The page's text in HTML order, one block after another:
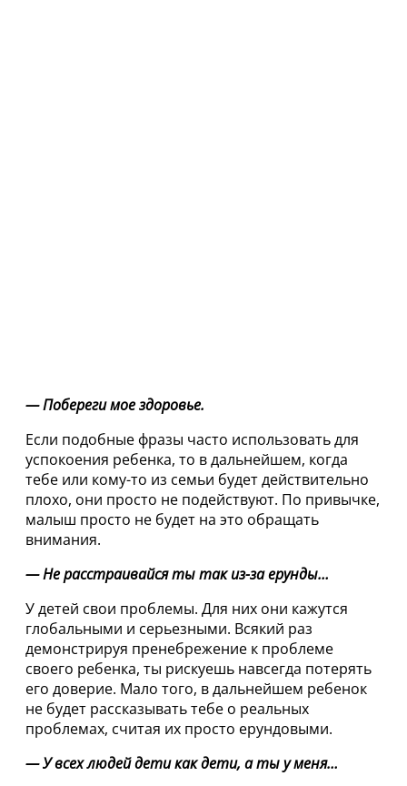
— Побереги мое здоровье.
Если подобные фразы часто использовать для
успокоения ребенка, то в дальнейшем, когда
тебе или кому-то из семьи будет действительно
плохо, они просто не подействуют. По привычке,
малыш просто не будет на это обращать
внимания.
— Не расстраивайся ты так из-за ерунды…
У детей свои проблемы. Для них они кажутся
глобальными и серьезными. Всякий раз
демонстрируя пренебрежение к проблеме
своего ребенка, ты рискуешь навсегда потерять
его доверие. Мало того, в дальнейшем ребенок
не будет рассказывать тебе о реальных
проблемах, считая их просто ерундовыми.
— У всех людей дети как дети, а ты у меня…